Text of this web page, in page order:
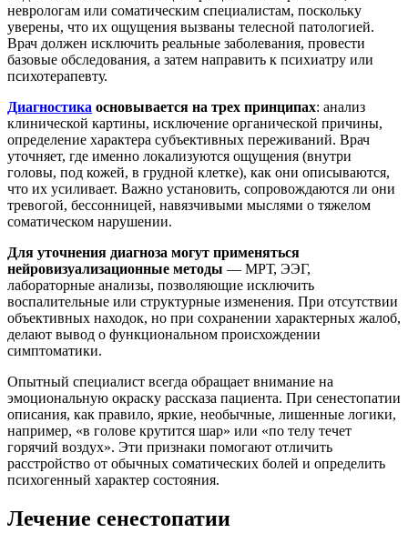
неврологам или соматическим специалистам, поскольку
уверены, что их ощущения вызваны телесной патологией.
Врач должен исключить реальные заболевания, провести
базовые обследования, а затем направить к психиатру или
психотерапевту.
Диагностика основывается на трех принципах: анализ
клинической картины, исключение органической причины,
определение характера субъективных переживаний. Врач
уточняет, где именно локализуются ощущения (внутри
головы, под кожей, в грудной клетке), как они описываются,
что их усиливает. Важно установить, сопровождаются ли они
тревогой, бессонницей, навязчивыми мыслями о тяжелом
соматическом нарушении.
Для уточнения диагноза могут применяться
нейровизуализационные методы — МРТ, ЭЭГ,
лабораторные анализы, позволяющие исключить
воспалительные или структурные изменения. При отсутствии
объективных находок, но при сохранении характерных жалоб,
делают вывод о функциональном происхождении
симптоматики.
Опытный специалист всегда обращает внимание на
эмоциональную окраску рассказа пациента. При сенестопатии
описания, как правило, яркие, необычные, лишенные логики,
например, «в голове крутится шар» или «по телу течет
горячий воздух». Эти признаки помогают отличить
расстройство от обычных соматических болей и определить
психогенный характер состояния.
Лечение сенестопатии